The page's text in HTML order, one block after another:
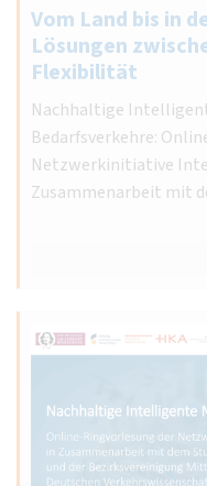
Vom Land bis in
Lösungen
Flexibilität
Nachhaltige
Bedarfsverkehre:
Netzwerkinitiative
Zusammenarbeit mit